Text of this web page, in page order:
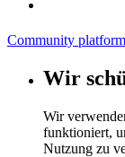
Community
Wir
Wir
funktioniert,
Nutzung zu